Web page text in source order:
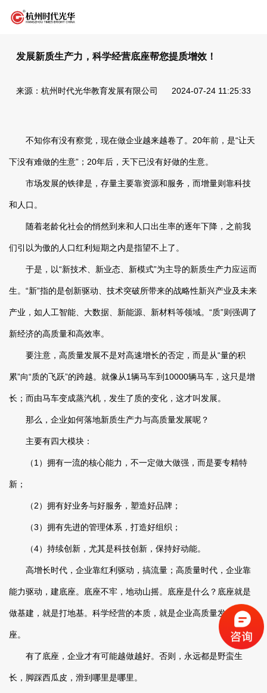
发展新质生产力，科学经营底座帮您提质增效！
来源：杭州时代光华教育发展有限公司 2024-07-24 11:25:33
不知你有没有察觉，现在做企业越来越卷了。20年前，是“让天
下没有难做的生意”；20年后，天下已没有好做的生意。
市场发展的铁律是，存量主要靠资源和服务，而增量则靠科技
和人口。
随着老龄化社会的悄然到来和人口出生率的逐年下降，之前我
们引以为傲的人口红利短期之内是指望不上了。
于是，以“新技术、新业态、新模式”为主导的新质生产力应运而
生。“新”指的是创新驱动、技术突破所带来的战略性新兴产业及未来
产业，如人工智能、大数据、新能源、新材料等领域。“质”则强调了
新经济的高质量和高效率。
要注意，高质量发展不是对高速增长的否定，而是从“量的积
累”向“质的飞跃”的跨越。就像从1辆马车到10000辆马车，这只是增
长；而由马车变成蒸汽机，发生了质的变化，这才叫发展。
那么，企业如何落地新质生产力与高质量发展呢？
主要有四大模块：
（1）拥有一流的核心能力，不一定做大做强，而是要专精特
新；
（2）拥有好业务与好服务，塑造好品牌；
（3）拥有先进的管理体系，打造好组织；
（4）持续创新，尤其是科技创新，保持好动能。
高增长时代，企业靠红利驱动，搞流量；高质量时代，企业靠
能力驱动，建底座。底座不牢，地动山摇。底座是什么？底座就是
做基建，就是打地基。科学经营的本质，就是企业高质量发展的底
座。
有了底座，企业才有可能越做越好。否则，永远都是野蛮生
长，脚踩西瓜皮，滑到哪里是哪里。